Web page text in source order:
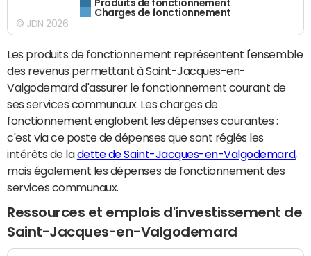
Produits de fonctionnement
Charges de fonctionnement
© JDN 2026
Les produits de fonctionnement représentent l'ensemble
des revenus permettant à Saint-Jacques-en-
Valgodemard d'assurer le fonctionnement courant de
ses services communaux. Les charges de
fonctionnement englobent les dépenses courantes :
c'est via ce poste de dépenses que sont réglés les
intérêts de ladette de Saint-Jacques-en-Valgodemard,
mais également les dépenses de fonctionnement des
services communaux.
Ressources et emplois d'investissement de
Saint-Jacques-en-Valgodemard